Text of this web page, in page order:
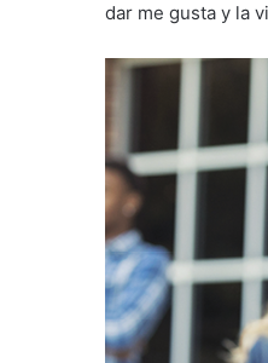
dar me gusta y la